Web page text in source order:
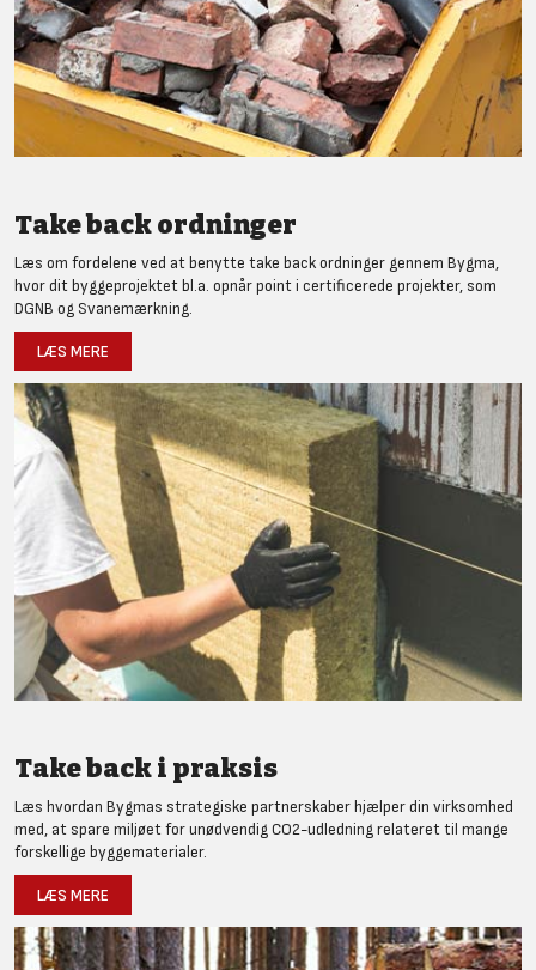
Take back ordninger
Læs om fordelene ved at benytte take back ordninger gennem Bygma,
hvor dit byggeprojektet bl.a. opnår point i certificerede projekter, som
DGNB og Svanemærkning.
LÆS MERE
Take back i praksis
Læs hvordan Bygmas strategiske partnerskaber hjælper din virksomhed
med, at spare miljøet for unødvendig CO2-udledning relateret til mange
forskellige byggematerialer.
LÆS MERE